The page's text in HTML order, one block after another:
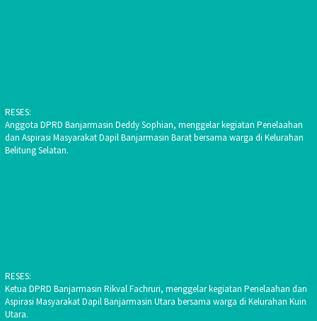
RESES:
Anggota DPRD Banjarmasin Deddy Sophian, menggelar kegiatan Penelaahan
dan Aspirasi Masyarakat Dapil Banjarmasin Barat bersama warga di Kelurahan
Belitung Selatan.
RESES:
Ketua DPRD Banjarmasin Rikval Fachruri, menggelar kegiatan Penelaahan dan
Aspirasi Masyarakat Dapil Banjarmasin Utara bersama warga di Kelurahan Kuin
Utara.